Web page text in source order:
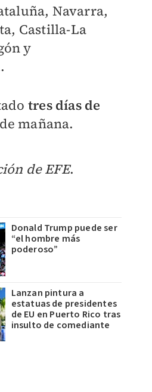
Navarra,
Castilla-La
y
tres días de
mañana.
de EFE.
Donald Trump puede ser
“el hombre más
poderoso”
Lanzan pintura a
estatuas de presidentes
de EU en Puerto Rico tras
insulto de comediante